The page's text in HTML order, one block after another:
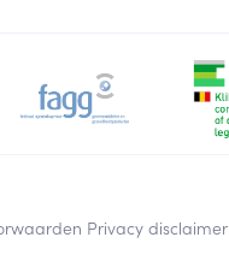
Privacy disclaimer